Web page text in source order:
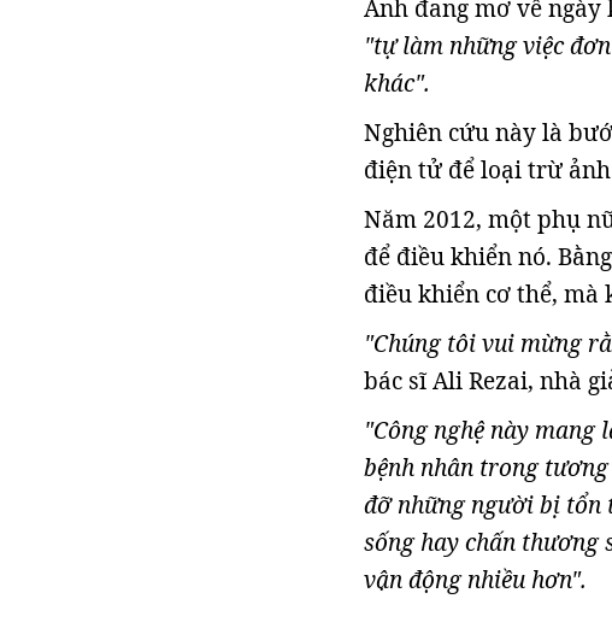
Anh đang mơ về
"tự làm những việc
khác".
Nghiên cứu này là
điện tử để loại trừ
Năm 2012, một phụ
để điều khiển nó.
điều khiển cơ thể, mà
"Chúng tôi vui mừng
bác sĩ Ali Rezai, nhà
"Công nghệ này
bệnh nhân trong
đỡ những người bị tổn
sống hay chấn thương
vận động nhiều hơn".